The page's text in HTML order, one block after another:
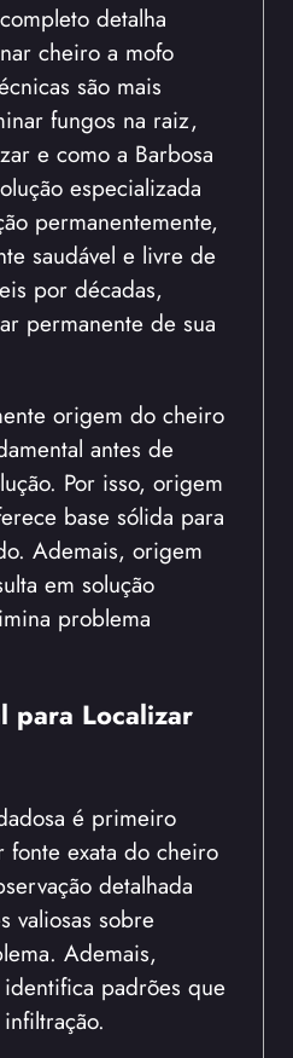
detalha
cheiro a mofo
são mais
fungos na raiz,
e como a Barbosa
especializada
permanentemente,
saudável e livre de
por décadas,
permanente de sua
origem do cheiro
antes de
Por isso, origem
base sólida para
Ademais, origem
em solução
problema
para Localizar
é primeiro
fonte exata do cheiro
detalhada
valiosas sobre
Ademais,
padrões que